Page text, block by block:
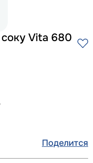
Vita 680
Поделится